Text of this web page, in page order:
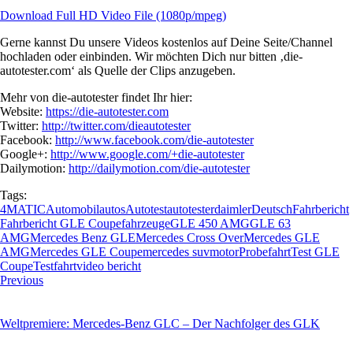
Download Full HD Video File (1080p/mpeg)
Gerne kannst Du unsere Videos kostenlos auf Deine Seite/Channel
hochladen oder einbinden. Wir möchten Dich nur bitten ‚die-
autotester.com‘ als Quelle der Clips anzugeben.
Mehr von die-autotester findet Ihr hier:
Website: https://die-autotester.com
Twitter: http://twitter.com/dieautotester
Facebook: http://www.facebook.com/die-autotester
Google+: http://www.google.com/+die-autotester
Dailymotion: http://dailymotion.com/die-autotester
Tags:
4MATICAutomobilautosAutotestautotesterdaimlerDeutschFahrbericht
Fahrbericht GLE CoupefahrzeugeGLE 450 AMGGLE 63
AMGMercedes Benz GLEMercedes Cross OverMercedes GLE
AMGMercedes GLE Coupemercedes suvmotorProbefahrtTest GLE
CoupeTestfahrtvideo bericht
Beitragsnavigation
Previous
Weltpremiere: Mercedes-Benz GLC – Der Nachfolger des GLK